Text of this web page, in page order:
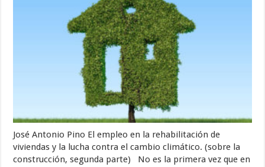
José Antonio Pino El empleo en la rehabilitación de
viviendas y la lucha contra el cambio climático. (sobre la
construcción, segunda parte) No es la primera vez que en